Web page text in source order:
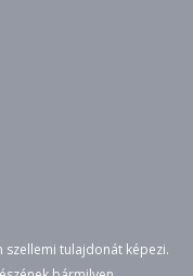
szellemi tulajdonát képezi.